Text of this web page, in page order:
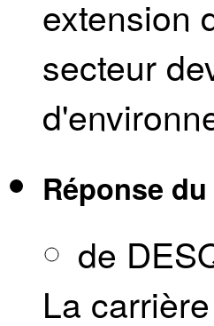
extension
secteur
Réponse du
de
La